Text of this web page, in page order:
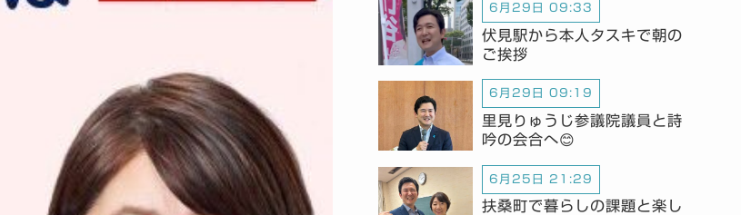
6月29日 09:33
伏見駅から本人タスキで朝の
ご挨拶
6月29日 09:19
里見りゅうじ参議院議員と詩
吟の会合へ😊
6月25日 21:29
扶桑町で暮らしの課題と楽し